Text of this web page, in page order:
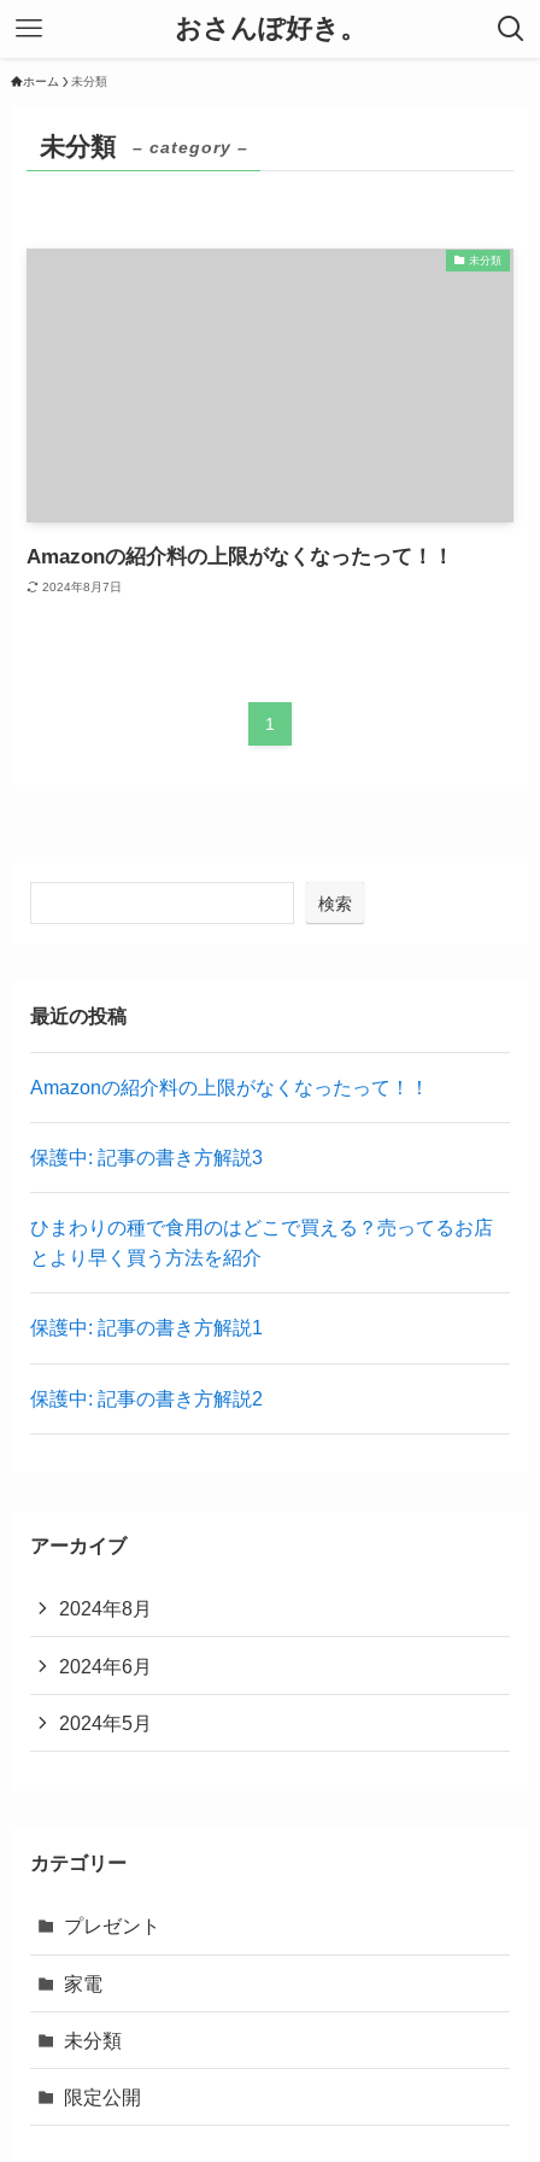
おさんぽ好き。
ホーム 未分類
未分類 – category –
未分類
Amazonの紹介料の上限がなくなったって！！
2024年8月7日
1
検索
最近の投稿
Amazonの紹介料の上限がなくなったって！！
保護中: 記事の書き方解説3
ひまわりの種で食用のはどこで買える？売ってるお店
とより早く買う方法を紹介
保護中: 記事の書き方解説1
保護中: 記事の書き方解説2
アーカイブ
2024年8月
2024年6月
2024年5月
カテゴリー
プレゼント
家電
未分類
限定公開